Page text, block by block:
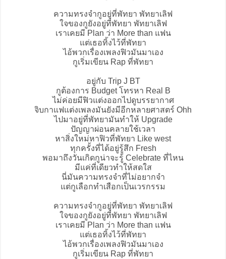
ความทรงจำกูอยู่ที่พัทยา พัทยาเลิฟ
ใจของกูยังอยู่ที่พัทยา พัทยาเลิฟ
เราเคยมี Plan ว่า More than แฟน
แต่เธอทิ้งไว้ที่พัทยา
ไอ้พวกเรื่องเพลงฟิวมันมาเอง
กูเริ่มเขียน Rap ที่พัทยา
อยู่กับ Trip J BT
กูต้องการ Budget โทรหา Real B
ไม่ค่อยมีฟิวแต่งออกไปดูบรรยากาศ
จิบกาแฟแต่งเพลงมันยังมีอีกหลายศาสตร์ Ohh
ไปมาอยู่ที่พัทยามันทำให้ Upgrade
ปัญญาผ่อนคลายใช้เวลา
หาสิ่งใหม่หาฟิวที่พัทยา Like west
ทุกครั้งที่ได้อยู่รู้สึก Fresh
พอมาถึงวันเกิดกูน่าจะรู้ Celebrate ที่ไหน
มีแค่ที่เดียวทำให้สดใส
นี่มันความทรงจำที่ไม่อยากจำ
แต่กูเลือกทำเสือกเป็นเวรกรรม
ความทรงจำกูอยู่ที่พัทยา พัทยาเลิฟ
ใจของกูยังอยู่ที่พัทยา พัทยาเลิฟ
เราเคยมี Plan ว่า More than แฟน
แต่เธอทิ้งไว้ที่พัทยา
ไอ้พวกเรื่องเพลงฟิวมันมาเอง
กูเริ่มเขียน Rap ที่พัทยา